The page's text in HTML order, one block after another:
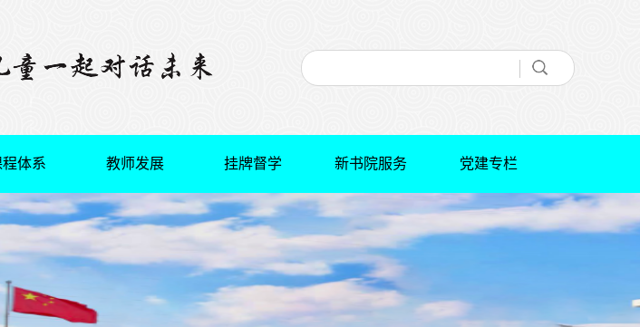
体系 教师发展 挂牌督学 新书院服务 党建专栏